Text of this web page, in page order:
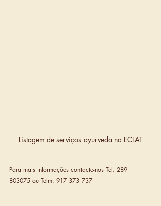
Listagem de serviços ayurveda na ECLAT
Para mais informações contacte-nos Tel. 289
803075 ou Telm. 917 373 737